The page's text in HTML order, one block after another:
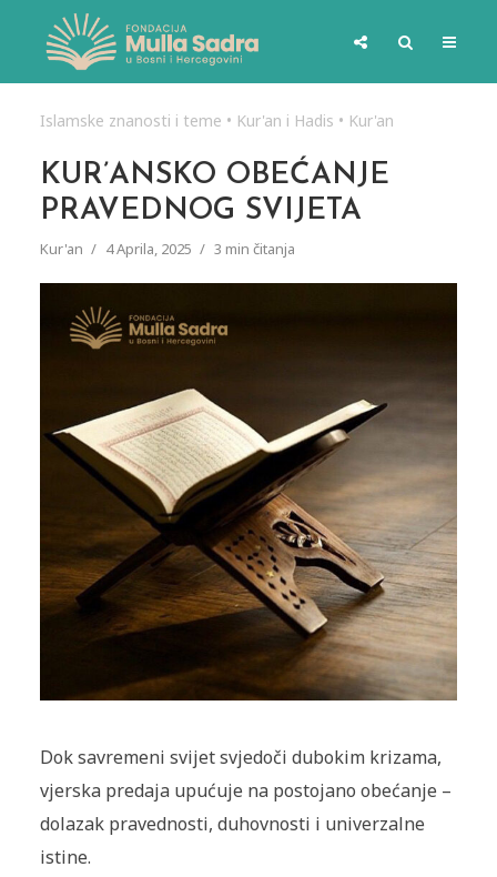
Islamske znanosti i teme • Kur'an i Hadis • Kur'an
KUR’ANSKO OBEĆANJE
PRAVEDNOG SVIJETA
Kur'an 4 Aprila, 2025 3 min čitanja
Dok savremeni svijet svjedoči dubokim krizama,
vjerska predaja upućuje na postojano obećanje –
dolazak pravednosti, duhovnosti i univerzalne
istine.